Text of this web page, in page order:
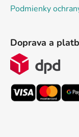
Podmienky
Doprava a